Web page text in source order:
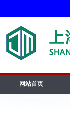
网站首页